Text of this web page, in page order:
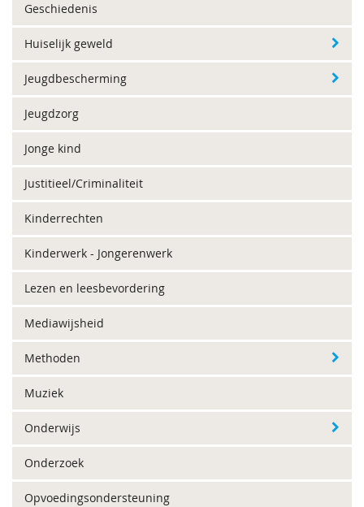
Geschiedenis
Huiselijk geweld
Jeugdbescherming
Jeugdzorg
Jonge kind
Justitieel/Criminaliteit
Kinderrechten
Kinderwerk - Jongerenwerk
Lezen en leesbevordering
Mediawijsheid
Methoden
Muziek
Onderwijs
Onderzoek
Opvoedingsondersteuning